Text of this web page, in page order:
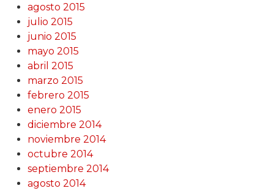
agosto 2015
julio 2015
junio 2015
mayo 2015
abril 2015
marzo 2015
febrero 2015
enero 2015
diciembre 2014
noviembre 2014
octubre 2014
septiembre 2014
agosto 2014